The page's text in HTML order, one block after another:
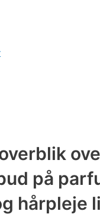
på
hårpleje